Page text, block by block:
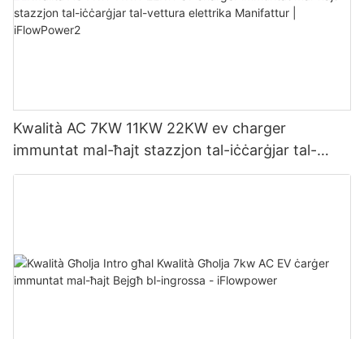
Kwalità AC 7KW 11KW 22KW ev charger
immuntat mal-ħajt stazzjon tal-iċċarġjar tal-
vettura elettrika Manifattur | iFlowPower2